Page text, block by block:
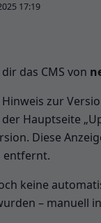
17:19
das CMS von
zur
Hauptseite
Diese
entfernt.
keine
– manuell